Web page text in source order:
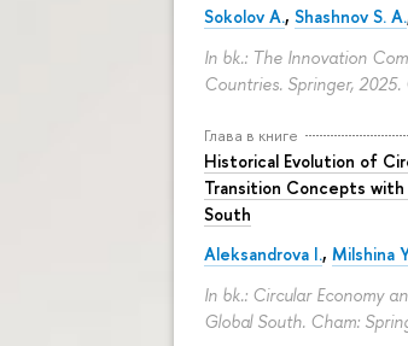
Sokolov A., Shashnov S. A.
In bk.: The Innovation
Countries. Springer, 2025.
Глава в книге
Historical Evolution of
Transition Concepts
South
Aleksandrova I., Milshina
In bk.: Circular Economy
Global South. Cham: